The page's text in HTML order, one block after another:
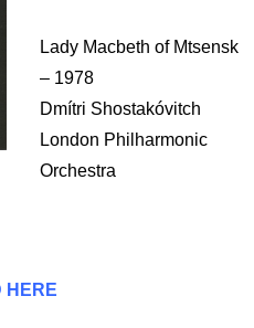
Lady Macbeth of Mtsensk
– 1978
Dmítri Shostakóvitch
London Philharmonic
Orchestra
HERE